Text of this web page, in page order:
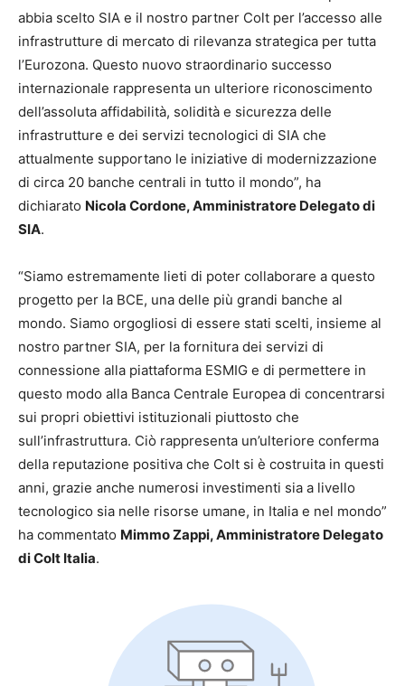
abbia scelto SIA e il nostro partner Colt per l’accesso alle
infrastrutture di mercato di rilevanza strategica per tutta
l’Eurozona. Questo nuovo straordinario successo
internazionale rappresenta un ulteriore riconoscimento
dell’assoluta affidabilità, solidità e sicurezza delle
infrastrutture e dei servizi tecnologici di SIA che
attualmente supportano le iniziative di modernizzazione
di circa 20 banche centrali in tutto il mondo”, ha
dichiarato Nicola Cordone, Amministratore Delegato di
SIA.
“Siamo estremamente lieti di poter collaborare a questo
progetto per la BCE, una delle più grandi banche al
mondo. Siamo orgogliosi di essere stati scelti, insieme al
nostro partner SIA, per la fornitura dei servizi di
connessione alla piattaforma ESMIG e di permettere in
questo modo alla Banca Centrale Europea di concentrarsi
sui propri obiettivi istituzionali piuttosto che
sull’infrastruttura. Ciò rappresenta un’ulteriore conferma
della reputazione positiva che Colt si è costruita in questi
anni, grazie anche numerosi investimenti sia a livello
tecnologico sia nelle risorse umane, in Italia e nel mondo”
ha commentato Mimmo Zappi, Amministratore Delegato
diColt Italia.